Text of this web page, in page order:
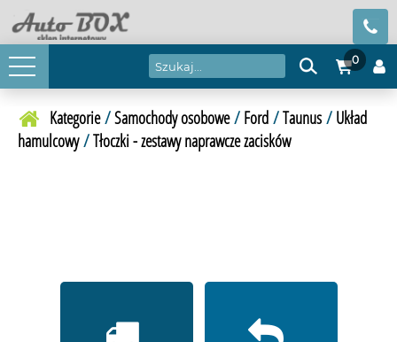
0
Kategorie/Samochody osobowe/ Ford/Taunus/ Układ
hamulcowy/Tłoczki - zestawy naprawcze zacisków